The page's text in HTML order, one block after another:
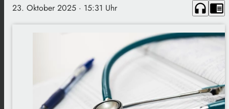
23. Oktober 2025 · 15:31 Uhr headphones chrome_reader_mode